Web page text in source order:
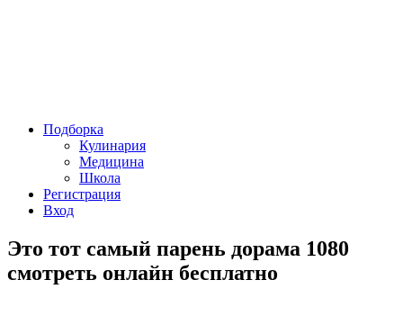
Подборка
Кулинария
Медицина
Школа
Регистрация
Вход
Это тот самый парень дорама 1080
смотреть онлайн бесплатно